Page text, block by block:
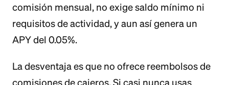
comisión mensual, no exige saldo mínimo ni
requisitos de actividad, y aun así genera un
APY del 0.05%.
La desventaja es que no ofrece reembolsos de
comisiones de cajeros. Si casi nunca usas